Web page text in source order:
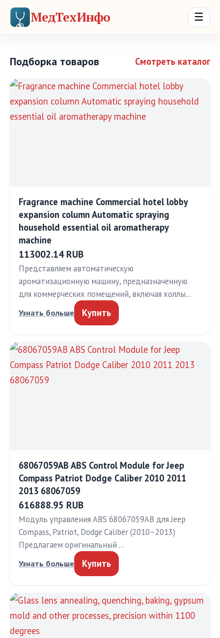
МедТехИнфо ☰
Подборка товаров Смотреть каталог
Fragrance machine Commercial hotel lobby
expansion column Automatic spraying
household essential oil aromatherapy
machine
113002.14 RUB
Представляем автоматическую
ароматизационную машину, предназначенную
для коммерческих помещений, включая холлы…
Узнать больше Купить
68067059AB ABS Control Module for Jeep
Compass Patriot Dodge Caliber 2010 2011
2013 68067059
616888.95 RUB
Модуль управления ABS 68067059AB для Jeep
Compass, Patriot, Dodge Caliber (2010–2013)
Предлагаем оригинальный …
Узнать больше Купить